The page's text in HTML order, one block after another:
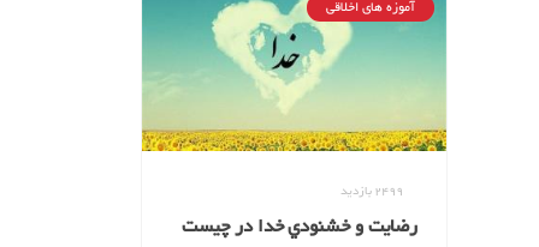
آموزه های اخلاقی
2499بازدید
رضايت و خشنودي خدا در چیست